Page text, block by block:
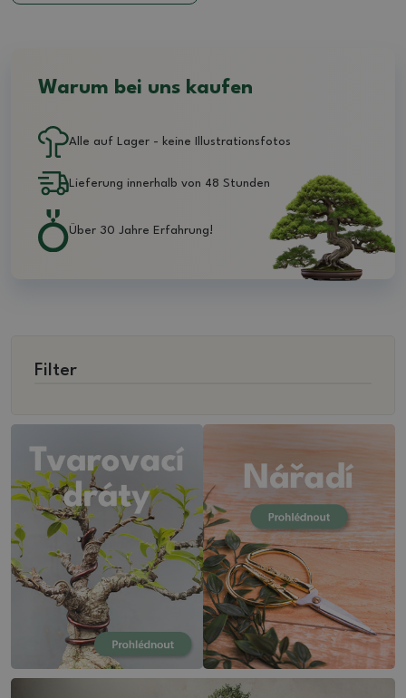
Filter
Warum bei uns kaufen
Alle auf Lager - keine Illustrationsfotos
Lieferung innerhalb von 48 Stunden
Über 30 Jahre Erfahrung!